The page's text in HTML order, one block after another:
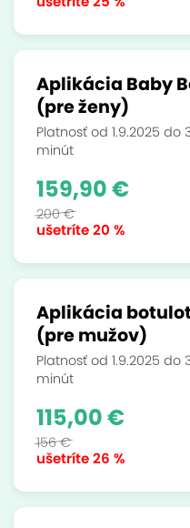
Aplikácia Baby
(pre ženy)
Platnosť od 1.9.2025 do
minút
ušetríte20 %
159,90 €
200 €
Aplikácia
(pre mužov)
Platnosť od 1.9.2025 do
minút
ušetríte26 %
115,00 €
156 €